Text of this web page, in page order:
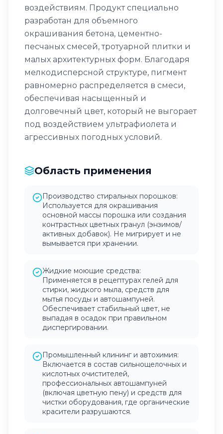
воздействиям. Продукт специально
разработан для объемного
окрашивания бетона, цементно-
песчаных смесей, тротуарной плитки и
малых архитектурных форм. Благодаря
мелкодисперсной структуре, пигмент
равномерно распределяется в смеси,
обеспечивая насыщенный и
долговечный цвет, который не выгорает
под воздействием ультрафиолета и
агрессивных погодных условий.
Область применения
Производство стиральных порошков:
Используется для окрашивания
основной массы порошка или создания
контрастных цветных гранул (энзимов/
активных добавок). Не мигрирует и не
вымывается при хранении.
Жидкие моющие средства:
Применяется в рецептурах гелей для
стирки, жидкого мыла, средств для
мытья посуды и автошампуней.
Обеспечивает стабильный цвет, не
выпадая в осадок при правильном
диспергировании.
Промышленный клининг и автохимия:
Включается в состав сильнощелочных и
кислотных очистителей,
профессиональных автошампуней
(включая цветную пену) и средств для
чистки оборудования, где органические
красители разрушаются.